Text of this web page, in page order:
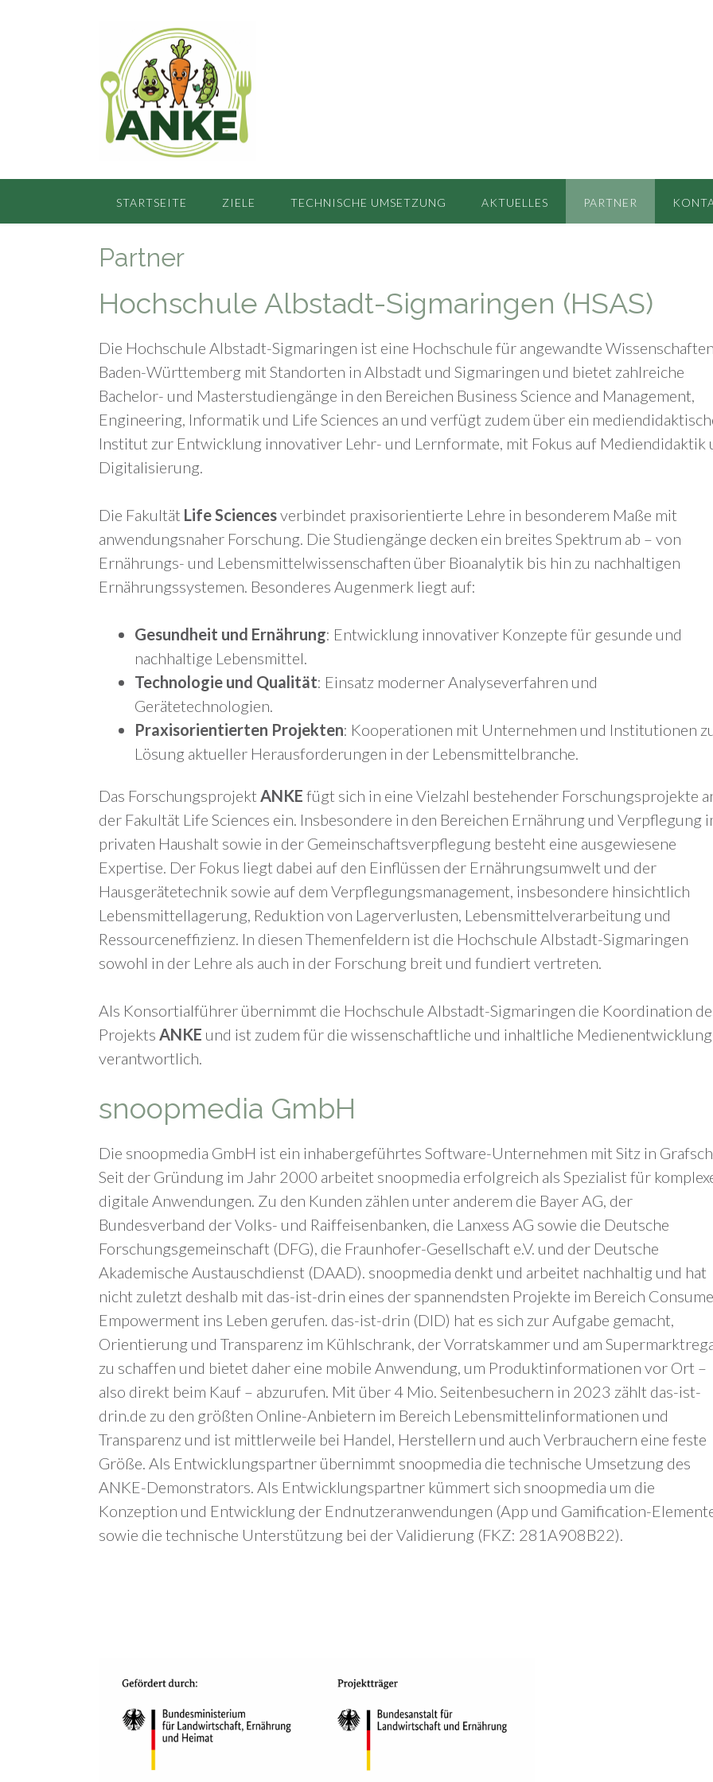
STARTSEITE ZIELE TECHNISCHE UMSETZUNG AKTUELLES PARTNER
Partner
Hochschule Albstadt-Sigmaringen (HSAS)
Die Hochschule Albstadt-Sigmaringen ist eine Hochschule für angewandte
Baden-Württemberg mit Standorten in Albstadt und Sigmaringen und bietet zahlreiche
Bachelor- und Masterstudiengänge in den Bereichen Business Science and Management,
Engineering, Informatik und Life Sciences an und verfügt zudem über ein
Institut zur Entwicklung innovativer Lehr- und Lernformate, mit Fokus auf Mediendidaktik
Digitalisierung.
Die Fakultät Life Sciencesverbindet praxisorientierte Lehre in besonderem Maße mit
anwendungsnaher Forschung. Die Studiengänge decken ein breites Spektrum ab – von
Ernährungs- und Lebensmittelwissenschaften über Bioanalytik bis hin zu nachhaltigen
Ernährungssystemen. Besonderes Augenmerk liegt auf:
Gesundheit und Ernährung: Entwicklung innovativer Konzepte für gesunde und
nachhaltige Lebensmittel.
Technologie und Qualität: Einsatz moderner Analyseverfahren und
Gerätetechnologien.
Praxisorientierten Projekten: Kooperationen mit Unternehmen und Institutionen
Lösung aktueller Herausforderungen in der Lebensmittelbranche.
Das Forschungsprojekt ANKE fügt sich in eine Vielzahl bestehender Forschungsprojekte
der Fakultät Life Sciences ein. Insbesondere in den Bereichen Ernährung und Verpflegung
privaten Haushalt sowie in der Gemeinschaftsverpflegung besteht eine ausgewiesene
Expertise. Der Fokus liegt dabei auf den Einflüssen der Ernährungsumwelt und der
Hausgerätetechnik sowie auf dem Verpflegungsmanagement, insbesondere hinsichtlich
Lebensmittellagerung, Reduktion von Lagerverlusten, Lebensmittelverarbeitung und
Ressourceneffizienz. In diesen Themenfeldern ist die Hochschule Albstadt-Sigmaringen
sowohl in der Lehre als auch in der Forschung breit und fundiert vertreten.
Als Konsortialführer übernimmt die Hochschule Albstadt-Sigmaringen die Koordination
Projekts ANKE und ist zudem für die wissenschaftliche und inhaltliche Medienentwicklung
verantwortlich.
snoopmedia GmbH
Die snoopmedia GmbH ist ein inhabergeführtes Software-Unternehmen mit Sitz in
Seit der Gründung im Jahr 2000 arbeitet snoopmedia erfolgreich als Spezialist für
digitale Anwendungen. Zu den Kunden zählen unter anderem die Bayer AG, der
Bundesverband der Volks- und Raiffeisenbanken, die Lanxess AG sowie die Deutsche
Forschungsgemeinschaft (DFG), die Fraunhofer-Gesellschaft e.V. und der Deutsche
Akademische Austauschdienst (DAAD). snoopmedia denkt und arbeitet nachhaltig und hat
nicht zuletzt deshalb mit das-ist-drin eines der spannendsten Projekte im Bereich
Empowerment ins Leben gerufen. das-ist-drin (DID) hat es sich zur Aufgabe gemacht,
Orientierung und Transparenz im Kühlschrank, der Vorratskammer und am
zu schaffen und bietet daher eine mobile Anwendung, um Produktinformationen vor Ort –
also direkt beim Kauf – abzurufen. Mit über 4 Mio. Seitenbesuchern in 2023 zählt das-ist-
drin.de zu den größten Online-Anbietern im Bereich Lebensmittelinformationen und
Transparenz und ist mittlerweile bei Handel, Herstellern und auch Verbrauchern eine feste
Größe. Als Entwicklungspartner übernimmt snoopmedia die technische Umsetzung des
ANKE-Demonstrators. Als Entwicklungspartner kümmert sich snoopmedia um die
Konzeption und Entwicklung der Endnutzeranwendungen (App und Gamification-
sowie die technische Unterstützung bei der Validierung (FKZ: 281A908B22).